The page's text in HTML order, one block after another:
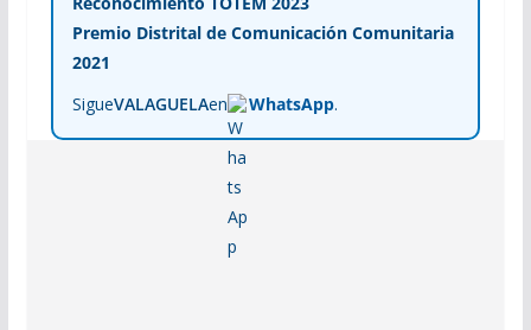
Premio Distrital de Comunicación Comunitaria
2021
SigueVALAGUELAen WhatsApp.